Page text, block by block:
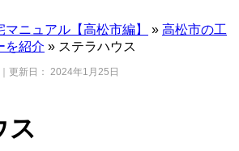
ニュアル【高松市編】 » 高松市の工
を紹介 » ステラハウス
｜更新日： 2024年1月25日
ス